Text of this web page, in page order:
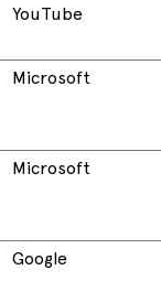
YouTube
Microsoft
Microsoft
Google